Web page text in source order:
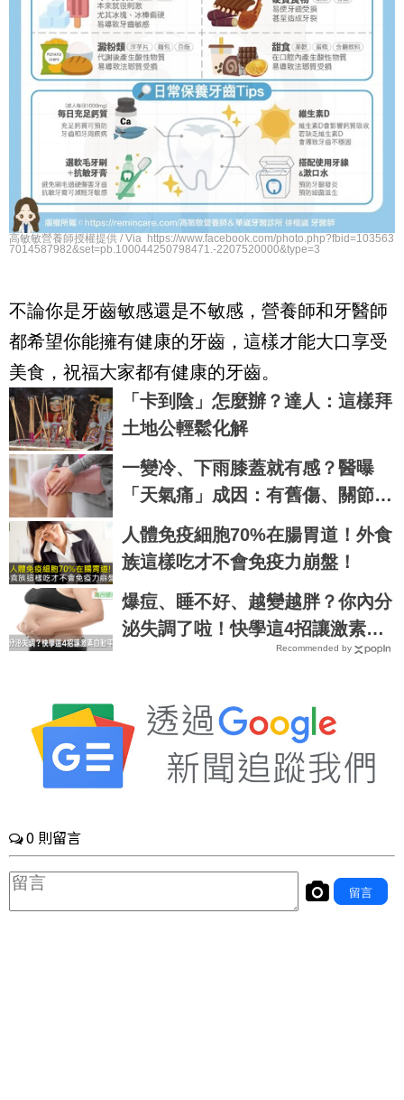
高敏敏營養師授權提供 / Via https://www.facebook.com/photo.php?fbid=103563
7014587982&set=pb.100044250798471.-2207520000&type=3
不論你是牙齒敏感還是不敏感，營養師和牙醫師
都希望你能擁有健康的牙齒，這樣才能大口享受
美食，祝福大家都有健康的牙齒。
「卡到陰」怎麼辦？達人：這樣拜
土地公輕鬆化解
一變冷、下雨膝蓋就有感？醫曝
「天氣痛」成因：有舊傷、關節發
炎更要命
人體免疫細胞70%在腸胃道！外食
族這樣吃才不會免疫力崩盤！
爆痘、睡不好、越變越胖？你內分
泌失調了啦！快學這4招讓激素自
動平衡｜每日健康 Health
Recommended by